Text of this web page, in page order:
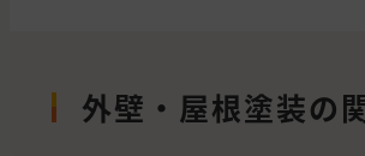
外壁・屋根塗装の